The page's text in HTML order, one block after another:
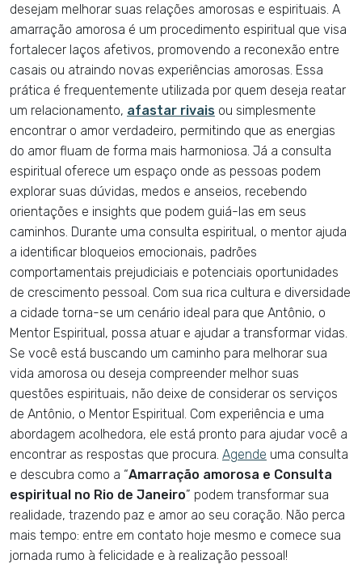
desejam melhorar suas relações amorosas e espirituais. A
amarração amorosa é um procedimento espiritual que visa
fortalecer laços afetivos, promovendo a reconexão entre
casais ou atraindo novas experiências amorosas. Essa
prática é frequentemente utilizada por quem deseja reatar
um relacionamento, afastar rivais ou simplesmente
encontrar o amor verdadeiro, permitindo que as energias
do amor fluam de forma mais harmoniosa. Já a consulta
espiritual oferece um espaço onde as pessoas podem
explorar suas dúvidas, medos e anseios, recebendo
orientações e insights que podem guiá-las em seus
caminhos. Durante uma consulta espiritual, o mentor ajuda
a identificar bloqueios emocionais, padrões
comportamentais prejudiciais e potenciais oportunidades
de crescimento pessoal. Com sua rica cultura e diversidade
a cidade torna-se um cenário ideal para que Antônio, o
Mentor Espiritual, possa atuar e ajudar a transformar vidas.
Se você está buscando um caminho para melhorar sua
vida amorosa ou deseja compreender melhor suas
questões espirituais, não deixe de considerar os serviços
de Antônio, o Mentor Espiritual. Com experiência e uma
abordagem acolhedora, ele está pronto para ajudar você a
encontrar as respostas que procura. Agende uma consulta
e descubra como a “Amarração amorosa e Consulta
espiritual no Rio de Janeiro” podem transformar sua
realidade, trazendo paz e amor ao seu coração. Não perca
mais tempo: entre em contato hoje mesmo e comece sua
jornada rumo à felicidade e à realização pessoal!